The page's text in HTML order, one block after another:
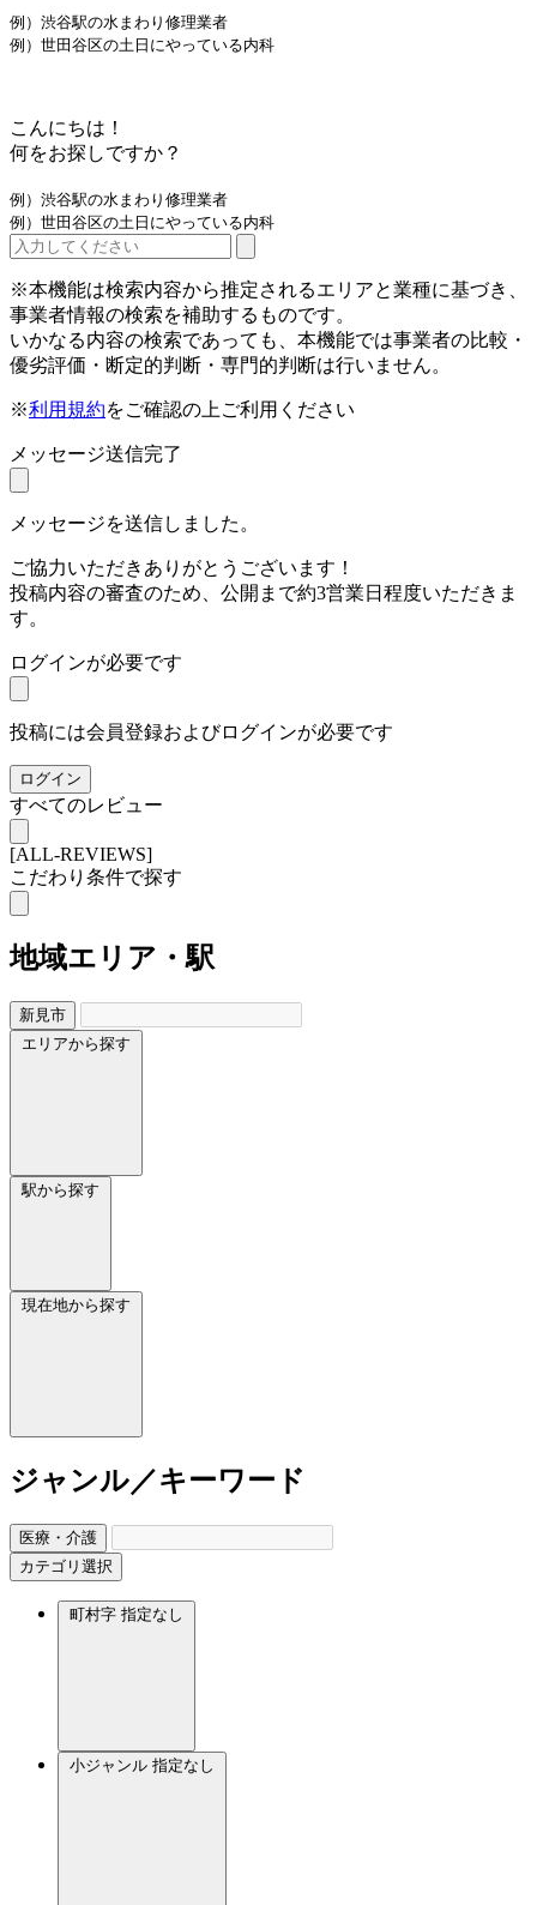
例）渋谷駅の水まわり修理業者
例）世田谷区の土日にやっている内科
こんにちは！
何をお探しですか？
例）渋谷駅の水まわり修理業者
例）世田谷区の土日にやっている内科
※本機能は検索内容から推定されるエリアと業種に基づき、
事業者情報の検索を補助するものです。
いかなる内容の検索であっても、本機能では事業者の比較・
優劣評価・断定的判断・専門的判断は行いません。
※利用規約をご確認の上ご利用ください
メッセージ送信完了
メッセージを送信しました。
ご協力いただきありがとうございます！
投稿内容の審査のため、公開まで約3営業日程度いただきま
す。
ログインが必要です
投稿には会員登録およびログインが必要です
ログイン
すべてのレビュー
[ALL-REVIEWS]
こだわり条件で探す
地域エリア・駅
新見市
エリアから探す
駅から探す
現在地から探す
ジャンル／キーワード
医療・介護
カテゴリ選択
町村字 指定なし
小ジャンル 指定なし